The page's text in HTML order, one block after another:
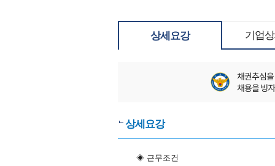
상세요강 기업
상세요강
◈ 근무조건